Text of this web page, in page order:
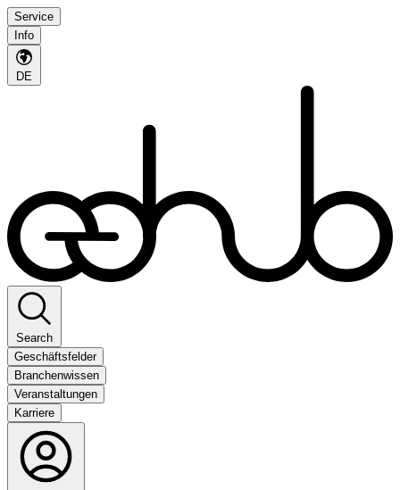
Service
Info
DE
Search
Geschäftsfelder
Branchenwissen
Veranstaltungen
Karriere